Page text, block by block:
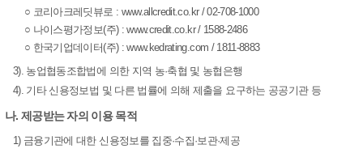
○ 코리아크레딧뷰로 : www.allcredit.co.kr / 02-708-1000
○ 나이스평가정보(주) : www.credit.co.kr / 1588-2486
○ 한국기업데이터(주) : www.kedrating.com / 1811-8883
3). 농업협동조합법에 의한 지역 농·축협 및 농협은행
4). 기타 신용정보법 및 다른 법률에 의해 제출을 요구하는 공공기관 등
나. 제공받는 자의 이용 목적
1) 금융기관에 대한 신용정보를 집중·수집·보관·제공